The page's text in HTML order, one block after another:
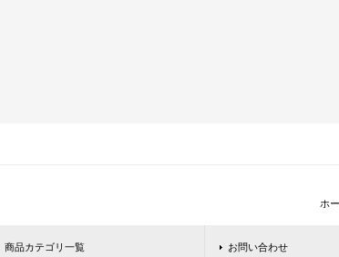
ホ
商品カテゴリ一覧 お問い合わせ